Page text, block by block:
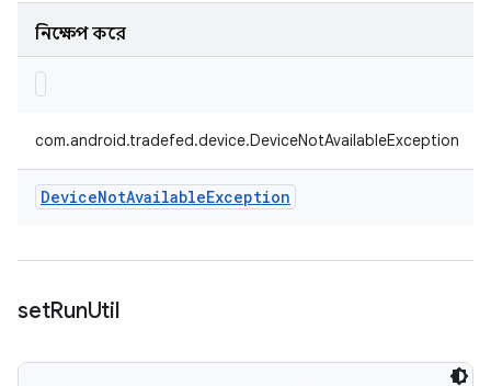
নিক্ষেপ করে
com.android.tradefed.device.DeviceNotAvailableException
DeviceNotAvailableException
setRunUtil